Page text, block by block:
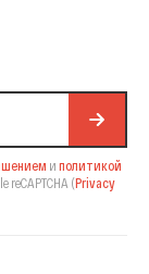
и политикой
reCAPTCHA (Privacy